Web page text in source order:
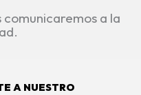
comunicaremos a la
A NUESTRO